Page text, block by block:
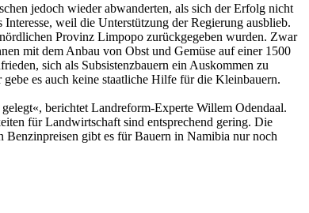
jedoch wieder abwanderten, als sich der Erfolg nicht
weil die Unterstützung der Regierung ausblieb.
Provinz Limpopo zurückgegeben wurden. Zwar
mit dem Anbau von Obst und Gemüse auf einer 1500
sich als Subsistenzbauern ein Auskommen zu
es auch keine staatliche Hilfe für die Kleinbauern.
berichtet Landreform-Experte Willem Odendaal.
für Landwirtschaft sind entsprechend gering. Die
Benzinpreisen gibt es für Bauern in Namibia nur noch